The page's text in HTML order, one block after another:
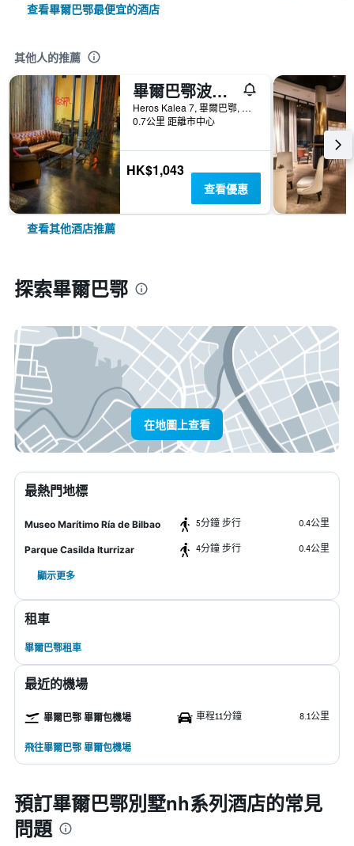
查看畢爾巴鄂最便宜的酒店
其他人的推薦
畢爾巴鄂波希特爾- 高級旅舍
Heros Kalea 7, 畢爾巴鄂, 比斯開省, 西班牙
0.7公里 距離市中心
HK$1,043
查看優惠
查看其他酒店推薦
探索畢爾巴鄂
在地圖上查看
最熱門地標
Museo Marítimo Ría de Bilbao 5分鐘 步行 0.4公里
Parque Casilda Iturrizar 4分鐘 步行 0.4公里
顯示更多
租車
畢爾巴鄂租車
最近的機場
畢爾巴鄂 畢爾包機場 車程11分鐘 8.1公里
飛往畢爾巴鄂 畢爾包機場
預訂畢爾巴鄂別墅nh系列酒店的常見
問題